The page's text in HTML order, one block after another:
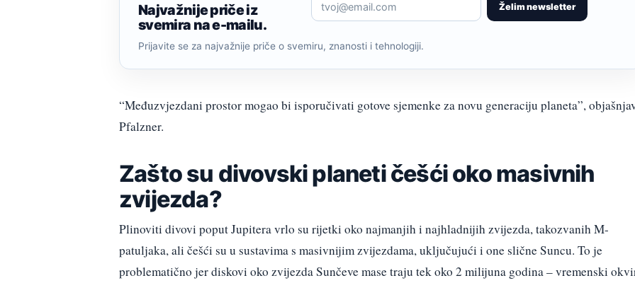
Najvažnije priče iz
svemira na e-mailu.
Želim newsletter
Prijavite se za najvažnije priče o svemiru, znanosti i tehnologiji.
“Međuzvjezdani prostor mogao bi isporučivati gotove sjemenke za novu generaciju planeta”,
Pfalzner.
Zašto su divovski planeti češći oko masivnih
zvijezda?
Plinoviti divovi poput Jupitera vrlo su rijetki oko najmanjih i najhladnijih zvijezda, takozvanih M-
patuljaka, ali češći su u sustavima s masivnijim zvijezdama, uključujući i one slične Suncu. To je
problematično jer diskovi oko zvijezda Sunčeve mase traju tek oko 2 milijuna godina – vremenski